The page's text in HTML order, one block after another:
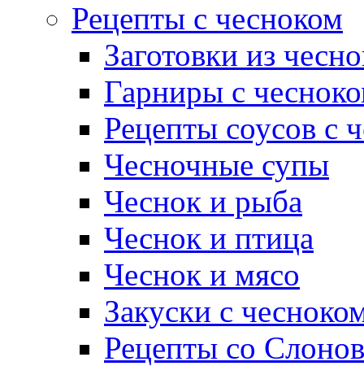
Рецепты с чесноком
Заготовки из
Гарниры с
Рецепты соусов с
Чесночные супы
Чеснок и рыба
Чеснок и птица
Чеснок и мясо
Закуски с
Рецепты со